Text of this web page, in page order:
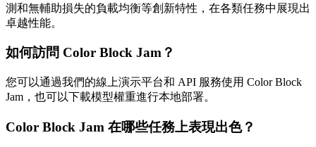
測和無輔助損失的負載均衡等創新特性，在各類任務中展現出
卓越性能。
如何訪問 Color Block Jam？
您可以通過我們的線上演示平台和 API 服務使用 Color Block
Jam，也可以下載模型權重進行本地部署。
Color Block Jam 在哪些任務上表現出色？